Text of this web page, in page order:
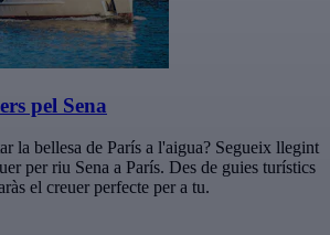
pel Sena
la bellesa de París a l'aigua? Segueix llegint
per riu Sena a París. Des de guies turístics
el creuer perfecte per a tu.